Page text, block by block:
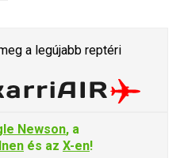
a legújabb reptéri
Newson, a
és az X-en!